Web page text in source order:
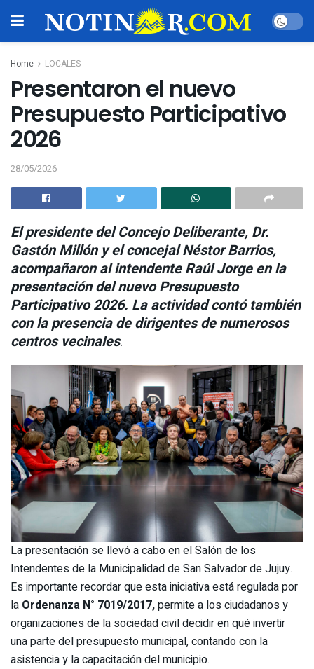
Home LOCALES
Presentaron el nuevo
Presupuesto Participativo
2026
28/05/2026
El presidente del Concejo Deliberante, Dr.
Gastón Millón y el concejal Néstor Barrios,
acompañaron al intendente Raúl Jorge en la
presentación del nuevo Presupuesto
Participativo 2026. La actividad contó también
con la presencia de dirigentes de numerosos
centros vecinales.
La presentación se llevó a cabo en el Salón de los
Intendentes de la Municipalidad de San Salvador de Jujuy.
Es importante recordar que esta iniciativa está regulada por
la Ordenanza N° 7019/2017,permite a los ciudadanos y
organizaciones de la sociedad civil decidir en qué invertir
una parte del presupuesto municipal, contando con la
asistencia y la capacitación del municipio.